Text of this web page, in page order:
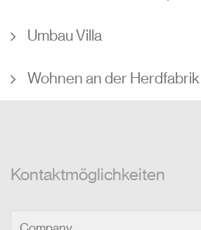
Umbau Villa
Wohnen an der Herdfabrik
Kontaktmöglichkeiten